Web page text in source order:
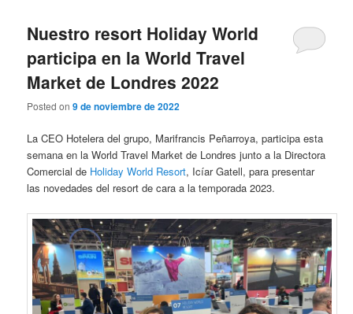
Nuestro resort Holiday World
participa en la World Travel
Market de Londres 2022
Posted on9 de noviembre de 2022
La CEO Hotelera del grupo, Marifrancis Peñarroya, participa esta
semana en la World Travel Market de Londres junto a la Directora
Comercial de Holiday World Resort, Icíar Gatell, para presentar
las novedades del resort de cara a la temporada 2023.